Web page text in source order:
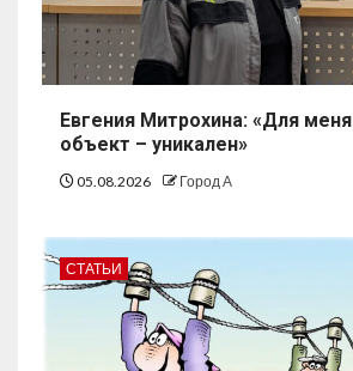
Евгения Митрохина: «Для
объект – уникален»
05.08.2026 Город А
СТАТЬИ